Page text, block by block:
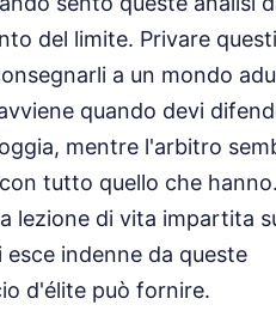
del limite. Privare questi
a un mondo
quando devi
mentre l'arbitro
tutto quello che
lezione di vita impartita
indenne da queste
d'élite può fornire.